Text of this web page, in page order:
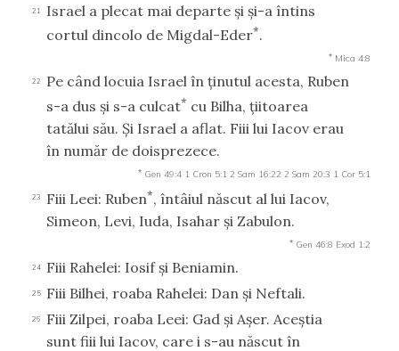
21
Israel a plecat mai departe şi şi-a întins
cortul dincolo de Migdal-Eder*.
* Mica 4:8
22
Pe când locuia Israel în ţinutul acesta, Ruben
s-a dus şi s-a culcat* cu Bilha, ţiitoarea
tatălui său. Şi Israel a aflat. Fiii lui Iacov erau
în număr de doisprezece.
* Gen 49:4 1 Cron 5:1 2 Sam 16:22 2 Sam 20:3 1 Cor 5:1
23 Fiii Leei: Ruben*, întâiul născut al lui Iacov,
Simeon, Levi, Iuda, Isahar şi Zabulon.
* Gen 46:8 Exod 1:2
24 Fiii Rahelei: Iosif şi Beniamin.
25 Fiii Bilhei, roaba Rahelei: Dan şi Neftali.
26
Fiii Zilpei, roaba Leei: Gad şi Aşer. Aceştia
sunt fiii lui Iacov, care i s-au născut în